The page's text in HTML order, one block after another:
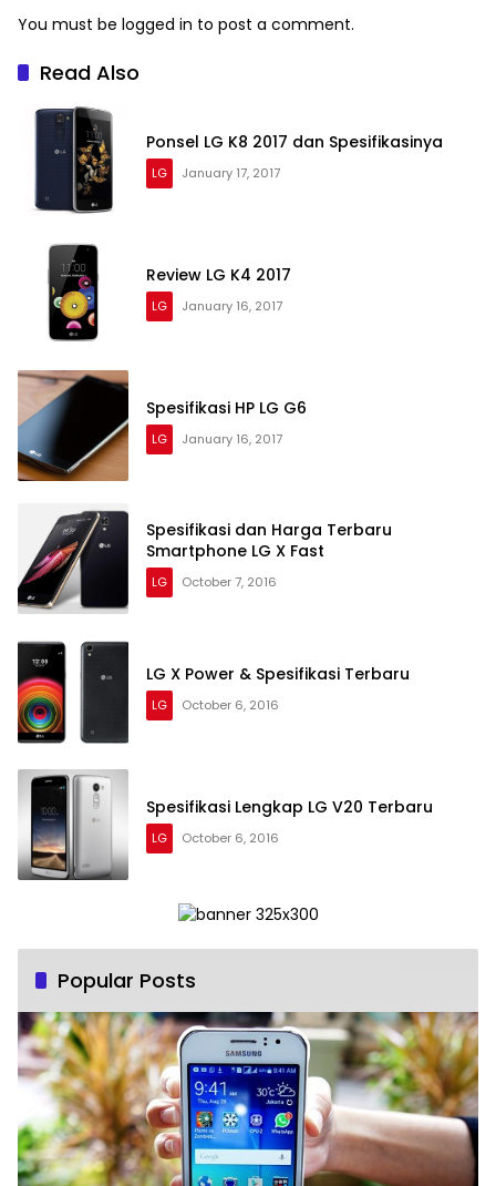
You must be logged in to post a comment.
Read Also
Ponsel LG K8 2017 dan Spesifikasinya
LG January 17, 2017
Review LG K4 2017
LG January 16, 2017
Spesifikasi HP LG G6
LG January 16, 2017
Spesifikasi dan Harga Terbaru
Smartphone LG X Fast
LG October 7, 2016
LG X Power & Spesifikasi Terbaru
LG October 6, 2016
Spesifikasi Lengkap LG V20 Terbaru
LG October 6, 2016
Popular Posts